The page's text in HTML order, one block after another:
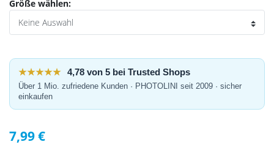
Größe wählen:
★★★★★ 4,78 von 5 bei Trusted Shops
Über 1 Mio. zufriedene Kunden · PHOTOLINI seit 2009 · sicher
einkaufen
7,99 €